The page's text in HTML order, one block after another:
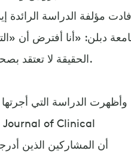
دبلن: «أنا أفترض أن
الحقيقة لا تعتقد بصحة هذا المفهوم وتعتبره مجرد عبارة مبهرجة للتركيبة العامة للجبن.